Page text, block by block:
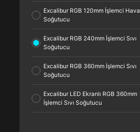
Excalibur RGB 120mm İşlemci Hava
Soğutucu
Excalibur RGB 240mm İşlemci Sıvı
Soğutucu
Excalibur RGB 360mm İşlemci Sıvı
Soğutucu
Excalibur LED Ekranlı RGB 360mm
İşlemci Sıvı Soğutucu